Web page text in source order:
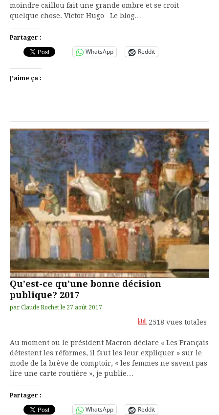
moindre caillou fait une grande ombre et se croit
quelque chose. Victor Hugo Le blog…
Partager :
WhatsApp Reddit
J’aime ça :
Qu’est-ce qu’une bonne décision
publique? 2017
par Claude Rochet le 27 août 2017
2518 vues totales
Au moment ou le président Macron déclare « Les Français
détestent les réformes, il faut les leur expliquer » sur le
mode de la brève de comptoir, « les femmes ne savent pas
lire une carte routière », je publie…
Partager :
WhatsApp Reddit